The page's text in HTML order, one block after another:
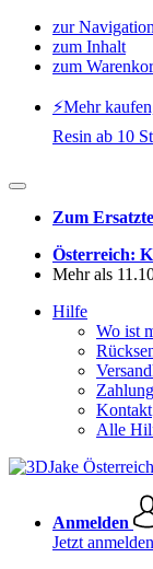
zur Navigation
zum Inhalt
zum
⚡️Mehr
Resin ab 10
Zum
Österreich:
Mehr als
Hilfe
Wo ist
Kontakt
Alle
Anmelden
Jetzt anmelden